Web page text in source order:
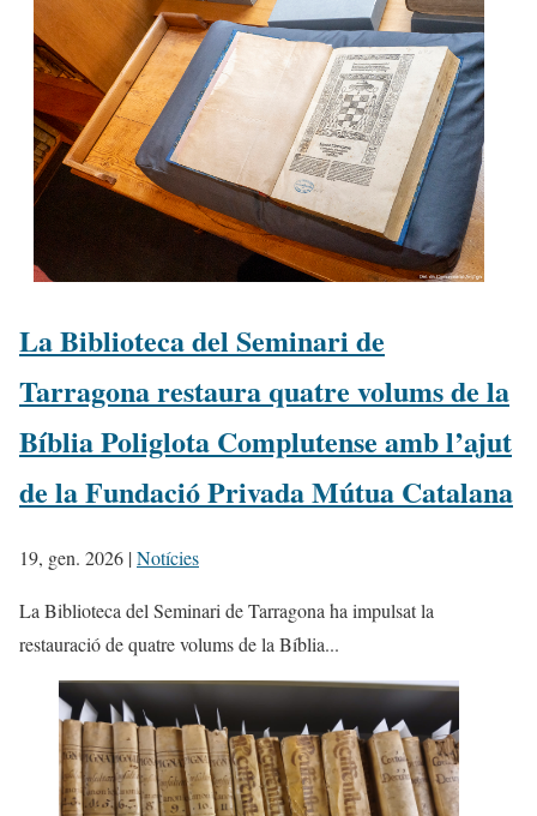
La Biblioteca del Seminari de
Tarragona restaura quatre volums de la
Bíblia Poliglota Complutense amb l’ajut
de la Fundació Privada Mútua Catalana
19, gen. 2026 |Notícies
​La Biblioteca del Seminari de Tarragona ha impulsat la
restauració de quatre volums de la Bíblia...